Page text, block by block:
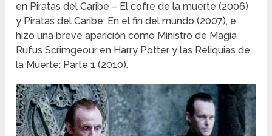
en Piratas del Caribe – El cofre de la muerte (2006)
y Piratas del Caribe: En el fin del mundo (2007), e
hizo una breve aparición como Ministro de Magia
Rufus Scrimgeour en Harry Potter y las Reliquias de
la Muerte: Parte 1 (2010).